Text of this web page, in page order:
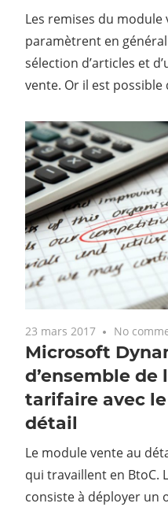
Les remises du module
paramètrent en
sélection d’articles et
vente. Or il est
23 mars 2017 No
Microsoft
d’ensemble
tarifaire avec
détail
Le module vente au
qui travaillent en BtoC.
consiste à déployer un